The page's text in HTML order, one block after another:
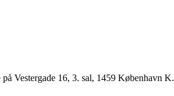
Vestergade 16, 3. sal, 1459 København K.